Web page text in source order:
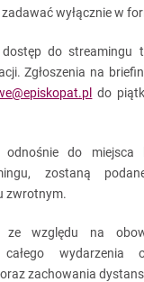
wyłącznie w
do streamingu
Zgłoszenia na
do
odnośnie do
zostaną
zwrotnym.
ze względu na
wydarzenia
zachowania